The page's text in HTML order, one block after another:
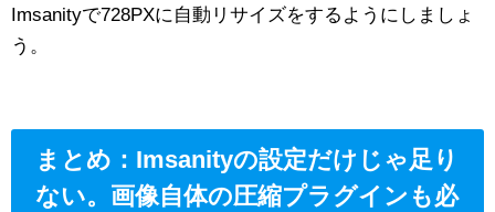
Imsanityで728PXに自動リサイズをするようにしましょ
う。
まとめ：Imsanityの設定だけじゃ足り
ない。画像自体の圧縮プラグインも必